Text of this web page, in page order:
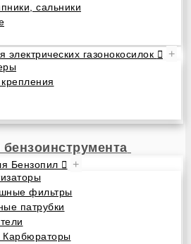
сальники
электрических газонокосилок
+
Бензопил +
фильтры
патрубки